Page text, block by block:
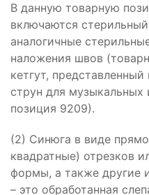
В данную товарную
включаются
аналогичные
наложения швов
кетгут,
струн для музыкальных
позиция 9209).
(2) Синюга в виде
квадратные) отрезков
формы, а также другие
– это обработанная